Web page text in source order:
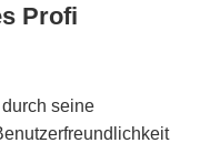
Profi
seine